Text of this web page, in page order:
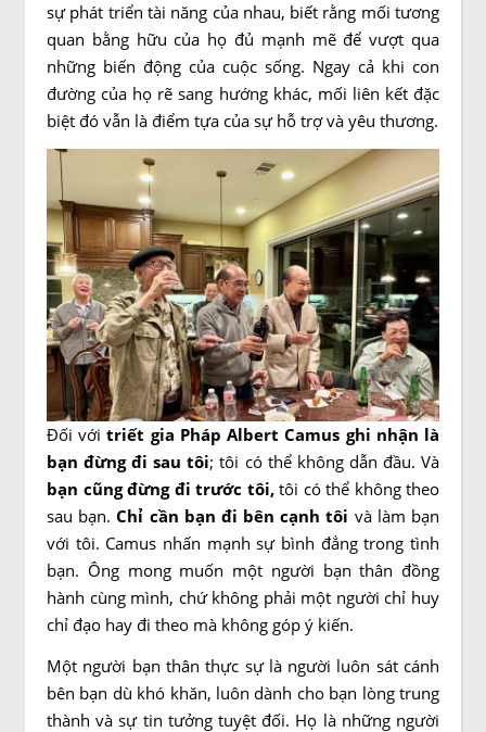
sự phát triển tài năng của nhau, biết rằng mối tương
quan bằng hữu của họ đủ mạnh mẽ để vượt qua
những biến động của cuộc sống. Ngay cả khi con
đường của họ rẽ sang hướng khác, mối liên kết đặc
biệt đó vẫn là điểm tựa của sự hỗ trợ và yêu thương.
Đối vớitriết gia Pháp Albert Camus ghi nhận là
bạn đừng đi sau tôi; tôi có thể không dẫn đầu. Và
bạn cũng đừng đi trước tôi,tôi có thể không theo
sau bạn.Chỉ cần bạn đi bên cạnh tôi và làm bạn
với tôi. Camus nhấn mạnh sự bình đẳng trong tình
bạn. Ông mong muốn một người bạn thân đồng
hành cùng mình, chứ không phải một người chỉ huy
chỉ đạo hay đi theo mà không góp ý kiến.
Một người bạn thân thực sự là người luôn sát cánh
bên bạn dù khó khăn, luôn dành cho bạn lòng trung
thành và sự tin tưởng tuyệt đối. Họ là những người